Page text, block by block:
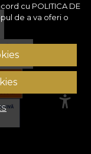
cu POLITICA DE
de a va oferi o